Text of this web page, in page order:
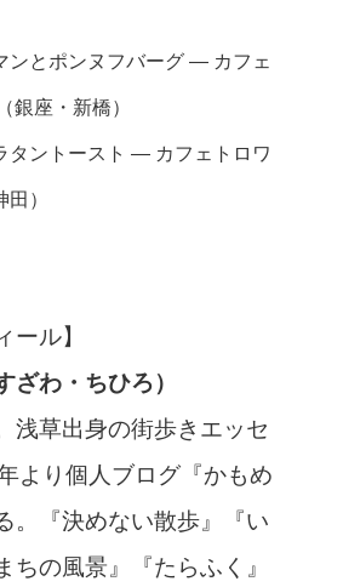
ンとポンヌフバーグ ― カフェ
銀座・新橋）
タントースト ― カフェトロワ
）
ール】
わ・ちひろ）
浅草出身の街歩きエッセ
より個人ブログ『かもめ
。『決めない散歩』『い
ちの風景』『たらふく』